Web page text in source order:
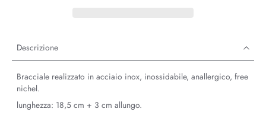
Descrizione
Bracciale realizzato in acciaio inox, inossidabile, anallergico, free
nichel.
lunghezza: 18,5 cm + 3 cm allungo.